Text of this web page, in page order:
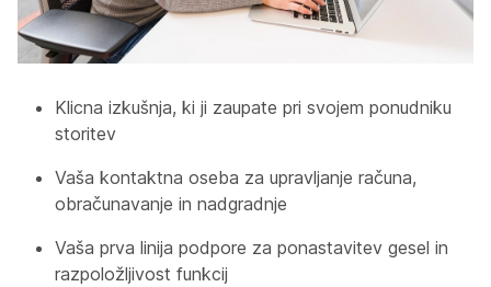
Klicna izkušnja, ki ji zaupate pri svojem ponudniku
storitev
Vaša kontaktna oseba za upravljanje računa,
obračunavanje in nadgradnje
Vaša prva linija podpore za ponastavitev gesel in
razpoložljivost funkcij